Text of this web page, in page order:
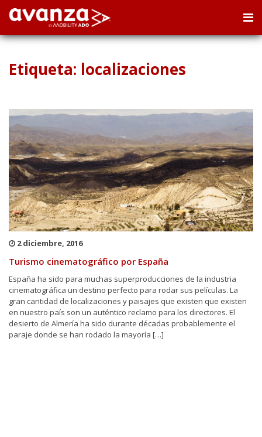
Etiqueta: localizaciones
2 diciembre, 2016
Turismo cinematográfico por España
España ha sido para muchas superproducciones de la industria
cinematográfica un destino perfecto para rodar sus películas. La
gran cantidad de localizaciones y paisajes que existen que existen
en nuestro país son un auténtico reclamo para los directores. El
desierto de Almería ha sido durante décadas probablemente el
paraje donde se han rodado la mayoría […]